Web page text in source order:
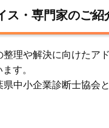
ス・専門家のご紹
理や解決に向けたア
す。
中小企業診断士協会